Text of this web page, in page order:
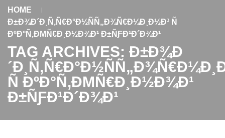
HOME
Ð±Ð¾Ð´Ð¸Ñ‚Ñ€Ð°Ð½ÑÑ„Ð¾Ñ€Ð¼Ð¸Ð½Ð³ Ñ
ÐºÐ°Ñ‚ÐΜÑ€Ð¸Ð½Ð¾Ð¹ Ð±ÑƑÐ¹Ð´Ð¾Ð¹
TAG ARCHIVES: Ð±Ð¾Ð
Ñ ÐºÐ°Ñ‚ÐΜÑ€Ð¸Ð½Ð¾Ð¹
Ð±ÑƑÐ¹Ð´Ð¾Ð¹